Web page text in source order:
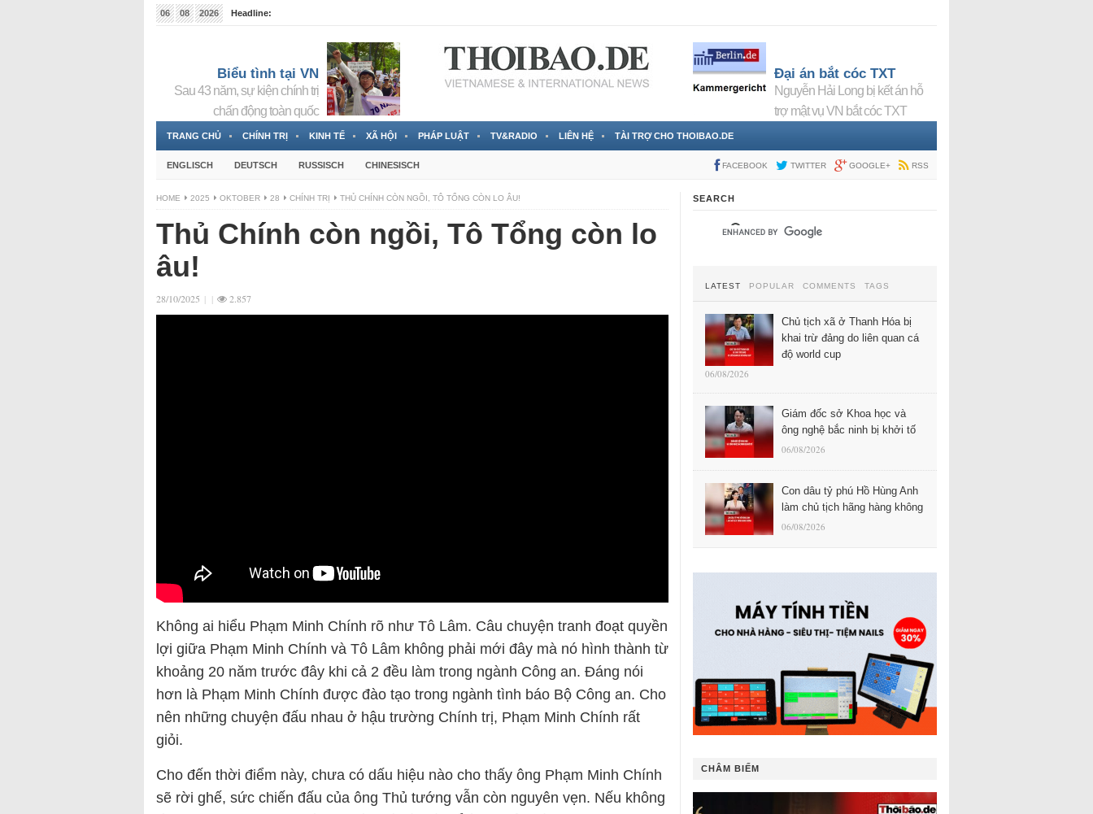
06 08 2026
Headline:
Biểu tình tại VN
Sau 43 năm, sự kiện chính trị
chấn động toàn quốc
Đại án bắt cóc TXT
Nguyễn Hải Long bị kết án hỗ
trợ mật vụ VN bắt cóc TXT
TRANG CHỦ CHÍNH TRỊ KINH TẾ XÃ HỘI PHÁP LUẬT TV&RADIO LIÊN HỆ TÀI TRỢ CHO THOIBAO.DE
ENGLISCH DEUTSCH RUSSISCH CHINESISCH FACEBOOK TWITTER GOOGLE+ RSS
HOME 2025 OKTOBER 28 CHÍNH TRỊ THỦ CHÍNH CÒN NGỒI, TÔ TỔNG CÒN LO ÂU!
Thủ Chính còn ngồi, Tô Tổng còn lo
âu!
28/10/2025 | | 2.857
Không ai hiểu Phạm Minh Chính rõ như Tô Lâm. Câu chuyện tranh đoạt quyền
lợi giữa Phạm Minh Chính và Tô Lâm không phải mới đây mà nó hình thành từ
khoảng 20 năm trước đây khi cả 2 đều làm trong ngành Công an. Đáng nói
hơn là Phạm Minh Chính được đào tạo trong ngành tình báo Bộ Công an. Cho
nên những chuyện đấu nhau ở hậu trường Chính trị, Phạm Minh Chính rất
giỏi.
Cho đến thời điểm này, chưa có dấu hiệu nào cho thấy ông Phạm Minh Chính
sẽ rời ghế, sức chiến đấu của ông Thủ tướng vẫn còn nguyên vẹn. Nếu không
SEARCH
LATEST POPULAR COMMENTS TAGS
Chủ tịch xã ở Thanh Hóa bị
khai trừ đảng do liên quan cá
độ world cup
06/08/2026
Giám đốc sở Khoa học và
ông nghệ bắc ninh bị khởi tố
06/08/2026
Con dâu tỷ phú Hồ Hùng Anh
làm chủ tịch hãng hàng không
06/08/2026
CHÂM BIẾM